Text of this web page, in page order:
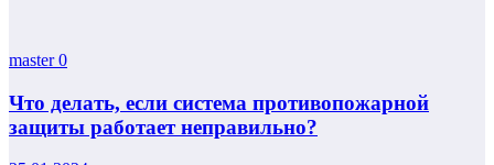
master0
Что делать, если система противопожарной
защиты работает неправильно?